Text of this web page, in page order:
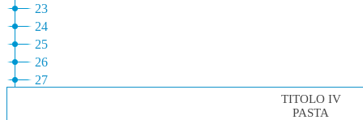
23
24
25
26
27
TITOLO IV
PASTA